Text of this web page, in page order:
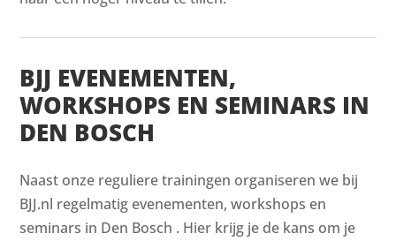
BJJ EVENEMENTEN,
WORKSHOPS EN SEMINARS IN
DEN BOSCH
Naast onze reguliere trainingen organiseren we bij
BJJ.nl regelmatig evenementen, workshops en
seminars in Den Bosch . Hier krijg je de kans om je